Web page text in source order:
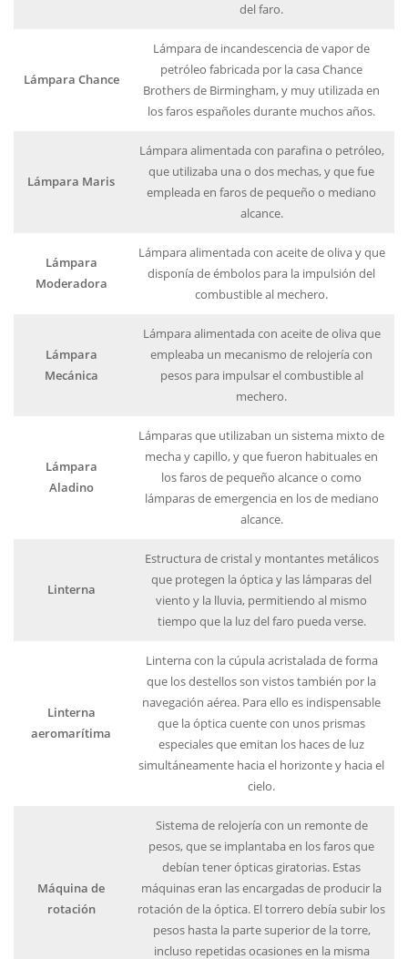
del faro.
Lámpara Chance
Lámpara de incandescencia de vapor de
petróleo fabricada por la casa Chance
Brothers de Birmingham, y muy utilizada en
los faros españoles durante muchos años.
Lámpara Maris
Lámpara alimentada con parafina o petróleo,
que utilizaba una o dos mechas, y que fue
empleada en faros de pequeño o mediano
alcance.
Lámpara
Moderadora
Lámpara alimentada con aceite de oliva y que
disponía de émbolos para la impulsión del
combustible al mechero.
Lámpara
Mecánica
Lámpara alimentada con aceite de oliva que
empleaba un mecanismo de relojería con
pesos para impulsar el combustible al
mechero.
Lámpara
Aladino
Lámparas que utilizaban un sistema mixto de
mecha y capillo, y que fueron habituales en
los faros de pequeño alcance o como
lámparas de emergencia en los de mediano
alcance.
Linterna
Estructura de cristal y montantes metálicos
que protegen la óptica y las lámparas del
viento y la lluvia, permitiendo al mismo
tiempo que la luz del faro pueda verse.
Linterna
aeromarítima
Linterna con la cúpula acristalada de forma
que los destellos son vistos también por la
navegación aérea. Para ello es indispensable
que la óptica cuente con unos prismas
especiales que emitan los haces de luz
simultáneamente hacia el horizonte y hacia el
cielo.
Máquina de
rotación
Sistema de relojería con un remonte de
pesos, que se implantaba en los faros que
debían tener ópticas giratorias. Estas
máquinas eran las encargadas de producir la
rotación de la óptica. El torrero debía subir los
pesos hasta la parte superior de la torre,
incluso repetidas ocasiones en la misma